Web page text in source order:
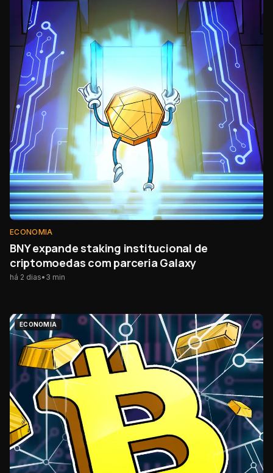
ECONOMIA
BNY expande staking institucional de
criptomoedas com parceria Galaxy
há 2 dias• 3 min
ECONOMIA